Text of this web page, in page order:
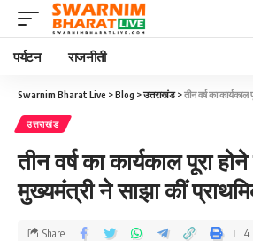
पर्यटन राजनीती
Swarnim Bharat Live >Blog >उत्तराखंड>तीन वर्ष का कार्यकाल पूरा
उत्तराखंड
तीन वर्ष का कार्यकाल पूरा
मुख्यमंत्री ने साझा कीं
Share 4